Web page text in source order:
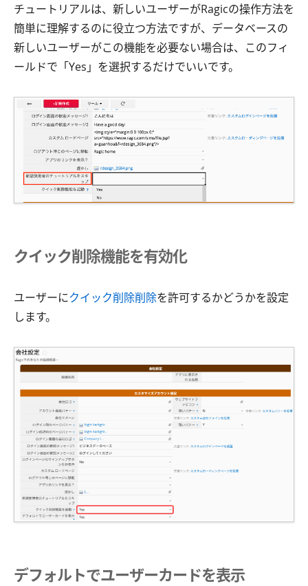
チュートリアルは、新しいユーザーがRagicの操作方法を
簡単に理解するのに役立つ方法ですが、データベースの
新しいユーザーがこの機能を必要ない場合は、このフィ
ールドで「Yes」を選択するだけでいいです。
クイック削除機能を有効化
ユーザーにクイック削除削除を許可するかどうかを設定
します。
デフォルトでユーザーカードを表示